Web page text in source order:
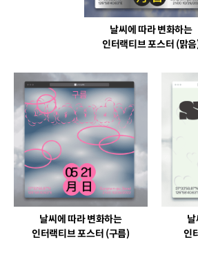
날씨에 따라 변화하는
인터랙티브 포스터 (맑
날씨에 따라 변화하는
인터랙티브 포스터 (구름)
인